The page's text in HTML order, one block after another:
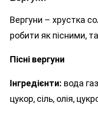
Вергуни – хрустка
робити як пісними,
Пісні вергуни
Інгредієнти: вода
цукор, сіль, олія,